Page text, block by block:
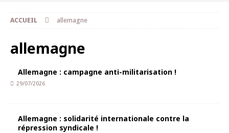
ACCUEIL allemagne
allemagne
Allemagne : campagne anti-militarisation !
29/07/2026
Allemagne : solidarité internationale contre la
répression syndicale !